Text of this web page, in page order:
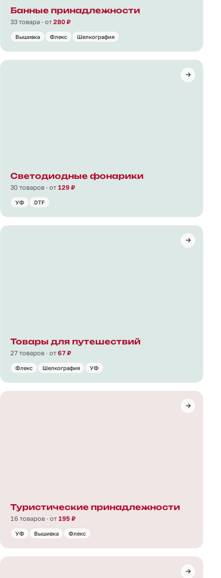
Банные принадлежности
33 товара · от280 ₽
Вышивка Флекс Шелкография
Светодиодные фонарики
30 товаров · от 129 ₽
УФ DTF
Товары для путешествий
27 товаров · от67 ₽
Флекс Шелкография УФ
Туристические принадлежности
16 товаров · от 195 ₽
УФ Вышивка Флекс